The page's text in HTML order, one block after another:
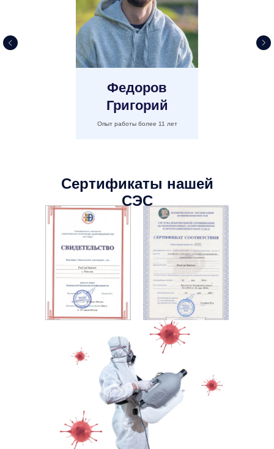
Федоров
Григорий
Опыт работы более 11 лет
Сертификаты нашей
СЭС